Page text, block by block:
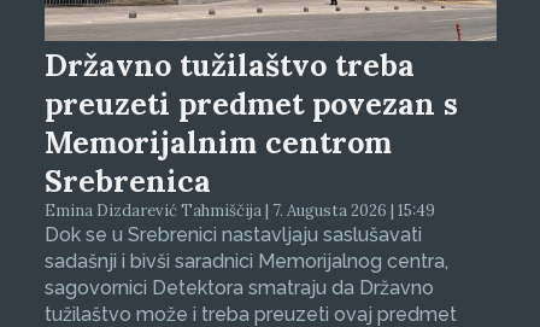
Državno tužilaštvo treba
preuzeti predmet povezan s
Memorijalnim centrom
Srebrenica
Emina Dizdarević Tahmiščija | 7. Augusta 2026 | 15:49
Dok se u Srebrenici nastavljaju saslušavati
sadašnji i bivši saradnici Memorijalnog centra,
sagovornici Detektora smatraju da Državno
tužilaštvo može i treba preuzeti ovaj predmet